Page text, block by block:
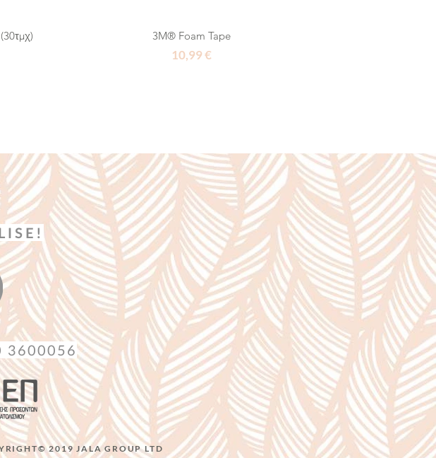
3M® Foam Tape
Τιμή
10,99 €
3600056
2019 JALA GROUP LTD